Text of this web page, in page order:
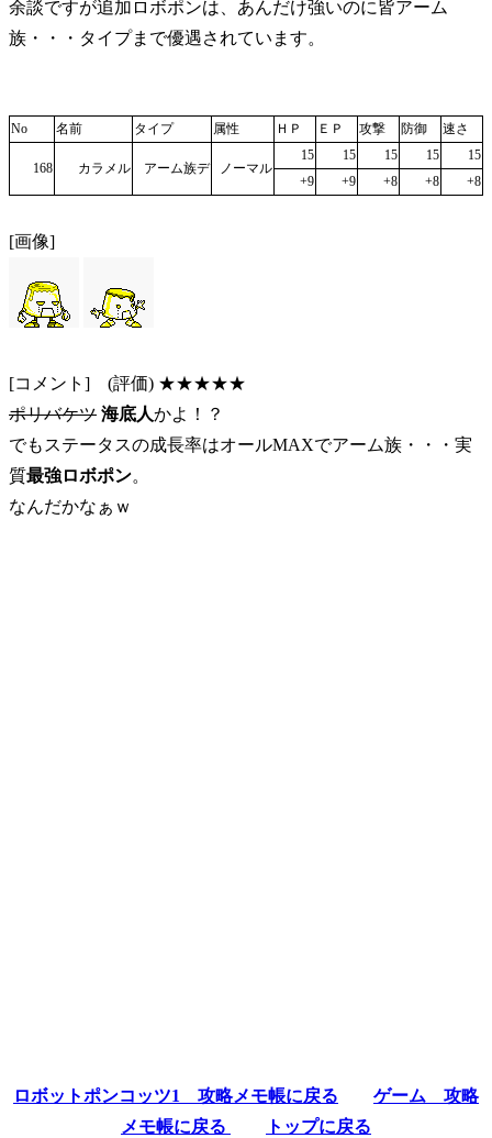
余談ですが追加ロボポンは、あんだけ強いのに皆アーム
族・・・タイプまで優遇されています。
No 名前 タイプ 属性 ＨＰ ＥＰ 攻撃 防御 速さ
168 カラメル アーム族デ ノーマル
15 15 15 15
15
+9
+9 +8 +8 +8
[画像]
[コメント] (評価) ★★★★★
ポリバケツ 海底人かよ！？
でもステータスの成長率はオールMAXでアーム族・・・実
質最強ロボポン。
なんだかなぁｗ
ロボットポンコッツ1 攻略メモ帳に戻る
ゲーム 攻略
メモ帳に戻る
トップに戻る